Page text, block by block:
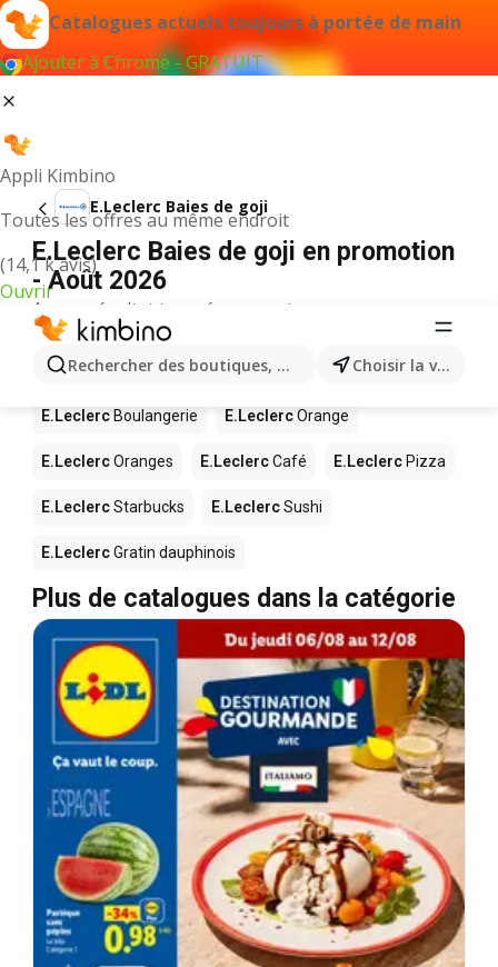
Catalogues actuels toujours à portée de main
Ajouter à Chrome - GRATUIT
Appli Kimbino
Toutes les offres au même endroit
(14,1 k avis)
Ouvrir
Rechercher des boutiques, des catégories, des Choisir la ville
E.Leclerc Baies de goji
E.Leclerc Baies de goji en promotion
- Août 2026
Aucun résultat trouvé pour ce terme.
D’autres produits dans les magasins
E.Leclerc
E.Leclerc Boulangerie E.LeclercOrange
E.LeclercOranges E.LeclercCafé E.Leclerc Pizza
E.LeclercStarbucks E.LeclercSushi
E.LeclercGratin dauphinois
Plus de catalogues dans la catégorie